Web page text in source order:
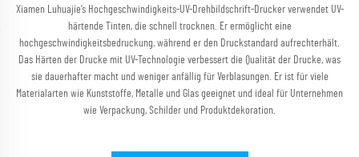
Xiamen Luhuajie’s Hochgeschwindigkeits-UV-Drehbildschrift-Drucker verwendet UV-
härtende Tinten, die schnell trocknen. Er ermöglicht eine
hochgeschwindigkeitsbedruckung, während er den Druckstandard aufrechterhält.
Das Härten der Drucke mit UV-Technologie verbessert die Qualität der Drucke, was
sie dauerhafter macht und weniger anfällig für Verblasungen. Er ist für viele
Materialarten wie Kunststoffe, Metalle und Glas geeignet und ideal für Unternehmen
wie Verpackung, Schilder und Produktdekoration.